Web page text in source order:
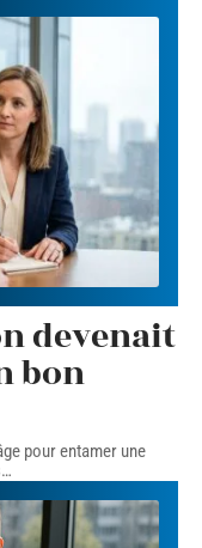
devenait
bon
pour entamer une
…